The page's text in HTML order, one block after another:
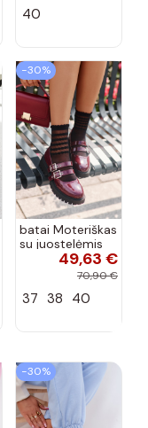
40
−30%
batai Moteriškas
su juostelėmis
su lako efektu
bordo spalvos
49,63 €
70,90 €
37 38 40
−30%